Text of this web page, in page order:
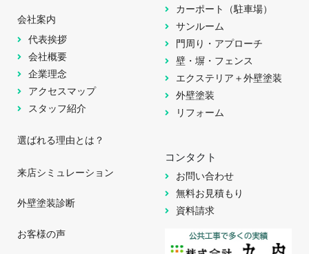
会社案内
代表挨拶
会社概要
企業理念
アクセスマップ
スタッフ紹介
選ばれる理由とは？
カーポート（駐車場）
サンルーム
門周り・アプローチ
壁・塀・フェンス
エクステリア＋外壁塗装
外壁塗装
リフォーム
来店シミュレーション
外壁塗装診断
お客様の声
コンタクト
お問い合わせ
無料お見積もり
資料請求